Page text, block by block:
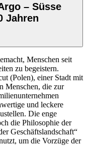
– Süsse
Jahren
Menschen seit
zu begeistern.
(Polen), einer Stadt mit
Menschen, die zur
und leckere
Die enge
die Philosophie der
Geschäftslandschaft“
um die Vorzüge der